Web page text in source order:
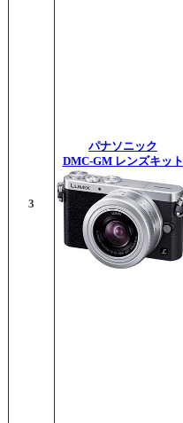
3
パナソニック
DMC-GM レンズキット